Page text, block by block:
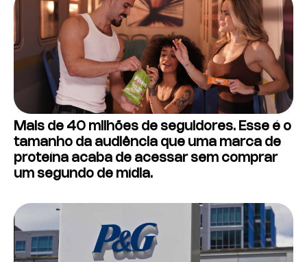
Mais de 40 milhões de seguidores. Esse é o
tamanho da audiência que uma marca de
proteína acaba de acessar sem comprar
um segundo de mídia.